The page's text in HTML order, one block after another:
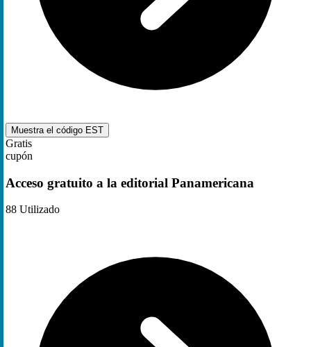
Muestra el código EST
Gratis
cupón
Acceso gratuito a la editorial Panamericana
88 Utilizado